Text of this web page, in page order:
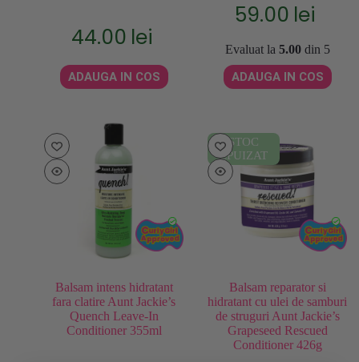
44.00 lei
ADAUGA IN COS
59.00 lei
Evaluat la 5.00din 5
ADAUGA IN COS
Balsam intens hidratant
fara clatire Aunt Jackie’s
Quench Leave-In
Conditioner 355ml
STOC
EPUIZAT
Balsam reparator si
hidratant cu ulei de samburi
de struguri Aunt Jackie’s
Grapeseed Rescued
Conditioner 426g